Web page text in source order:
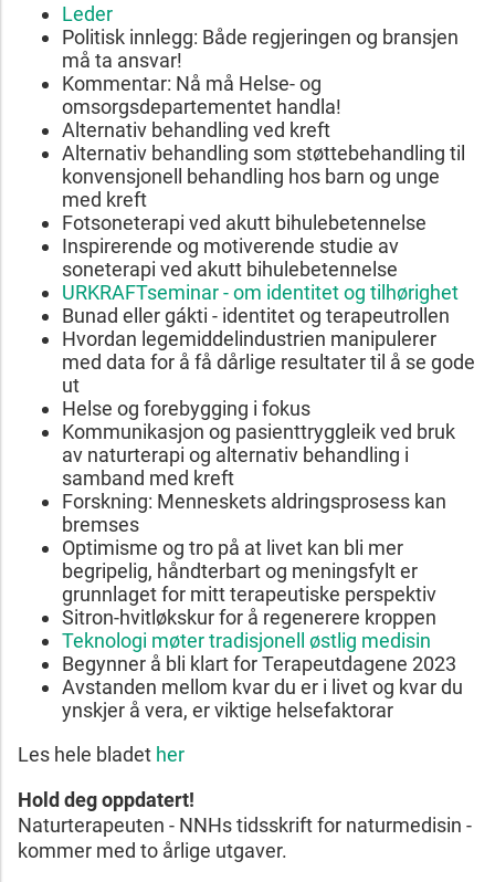
Leder
Politisk innlegg: Både regjeringen og bransjen
må ta ansvar!
Kommentar: Nå må Helse- og
omsorgsdepartementet handla!
Alternativ behandling ved kreft
Alternativ behandling som støttebehandling til
konvensjonell behandling hos barn og unge
med kreft
Fotsoneterapi ved akutt bihulebetennelse
Inspirerende og motiverende studie av
soneterapi ved akutt bihulebetennelse
URKRAFTseminar - om identitet og tilhørighet
Bunad eller gákti - identitet og terapeutrollen
Hvordan legemiddelindustrien manipulerer
med data for å få dårlige resultater til å se gode
ut
Helse og forebygging i fokus
Kommunikasjon og pasienttryggleik ved bruk
av naturterapi og alternativ behandling i
samband med kreft
Forskning: Menneskets aldringsprosess kan
bremses
Optimisme og tro på at livet kan bli mer
begripelig, håndterbart og meningsfylt er
grunnlaget for mitt terapeutiske perspektiv
Sitron-hvitløkskur for å regenerere kroppen
Teknologi møter tradisjonell østlig medisin
Begynner å bli klart for Terapeutdagene 2023
Avstanden mellom kvar du er i livet og kvar du
ynskjer å vera, er viktige helsefaktorar
Les hele bladet her
Hold deg oppdatert!
Naturterapeuten - NNHs tidsskrift for naturmedisin -
kommer med to årlige utgaver.